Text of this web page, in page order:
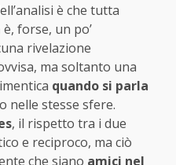
è che tutta
è, forse, un po’
rivelazione
ma soltanto una
quando si parla
nelle stesse sfere.
, il rispetto tra i due
e reciproco, ma ciò
che siano amici nel